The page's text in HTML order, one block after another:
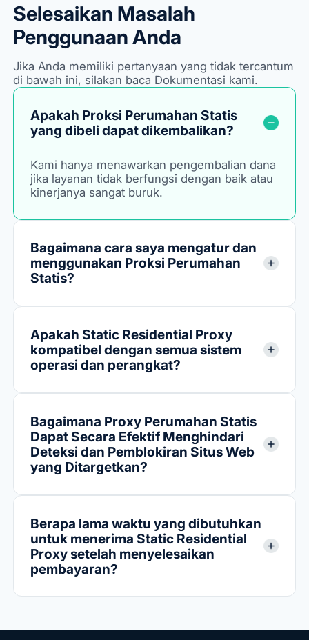
Selesaikan Masalah
Penggunaan Anda
Jika Anda memiliki pertanyaan yang tidak tercantum
di bawah ini, silakan baca Dokumentasi kami.
Apakah Proksi Perumahan Statis
yang dibeli dapat dikembalikan?
Kami hanya menawarkan pengembalian dana
jika layanan tidak berfungsi dengan baik atau
kinerjanya sangat buruk.
Bagaimana cara saya mengatur dan
menggunakan Proksi Perumahan
Statis?
Apakah Static Residential Proxy
kompatibel dengan semua sistem
operasi dan perangkat?
Bagaimana Proxy Perumahan Statis
Dapat Secara Efektif Menghindari
Deteksi dan Pemblokiran Situs Web
yang Ditargetkan?
Berapa lama waktu yang dibutuhkan
untuk menerima Static Residential
Proxy setelah menyelesaikan
pembayaran?